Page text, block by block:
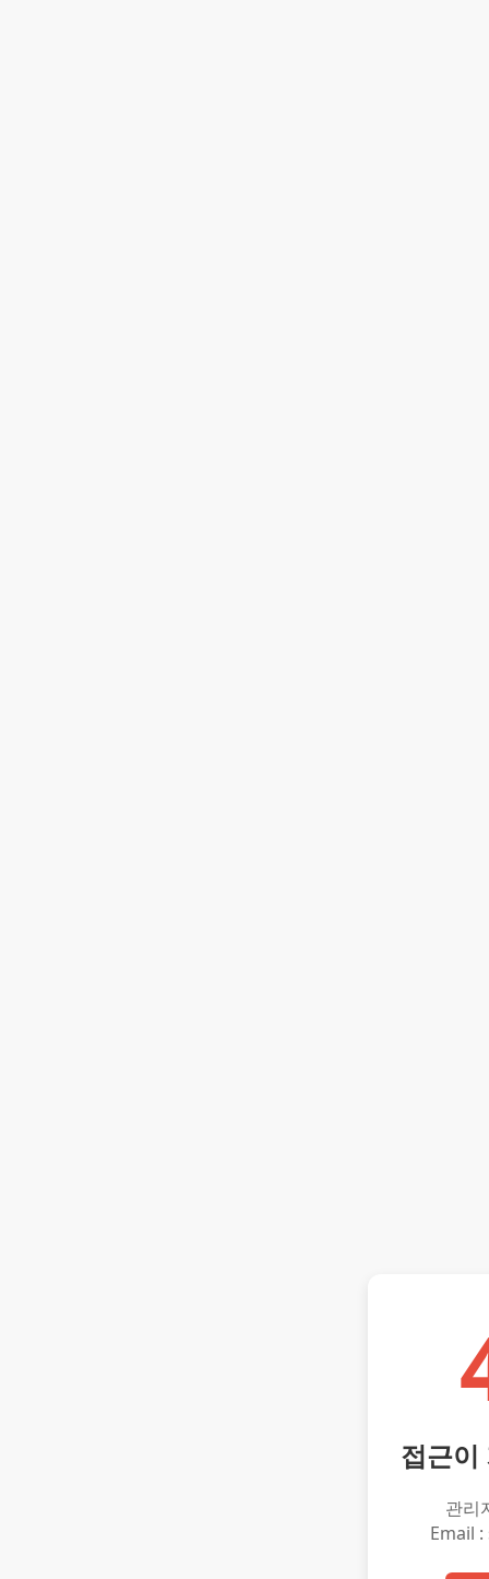
접근이
관리
Email